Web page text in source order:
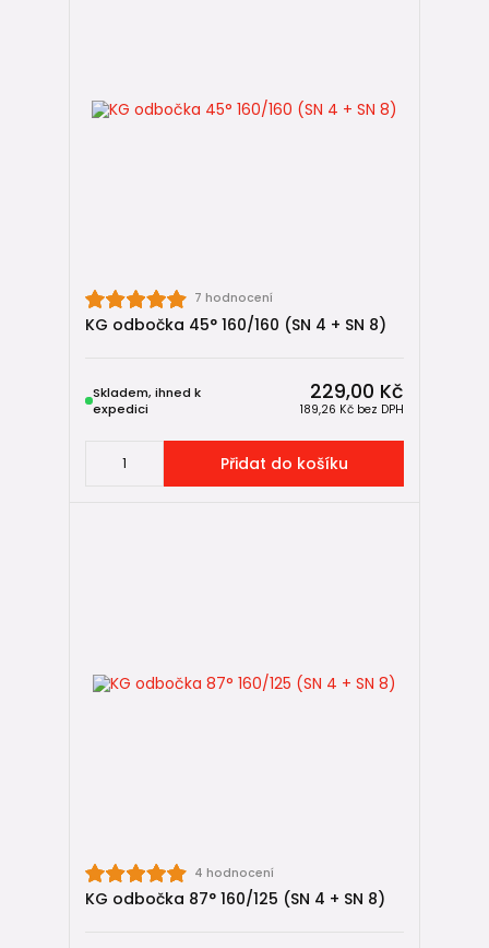
7 hodnocení
KG odbočka 45° 160/160 (SN 4 + SN 8)
229,00 Kč
189,26 Kč bez DPH
Skladem, ihned k
expedici
Přidat do košíku
4 hodnocení
KG odbočka 87° 160/125 (SN 4 + SN 8)